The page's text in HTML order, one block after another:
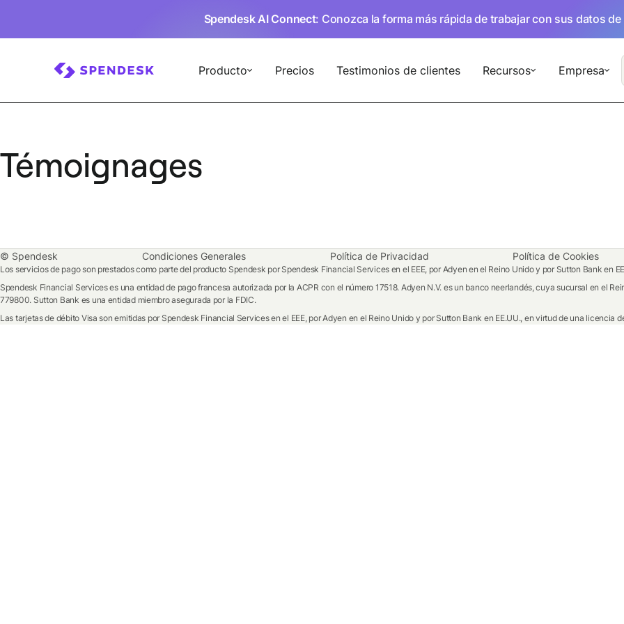
Spendesk AI Connect: Conozca la forma más rápida de trabajar con sus datos
Producto Precios Testimonios de clientes Recursos Empresa
Témoignages
© Spendesk Condiciones Generales Política de Privacidad Política de Cookies
Los servicios de pago son prestados como parte del producto Spendesk por Spendesk Financial Services en el EEE, por Adyen en el Reino Unido y por Sutton Bank en
Spendesk Financial Services es una entidad de pago francesa autorizada por la ACPR con el número 17518. Adyen N.V. es un banco neerlandés, cuya sucursal en el
779800. Sutton Bank es una entidad miembro asegurada por la FDIC.
Las tarjetas de débito Visa son emitidas por Spendesk Financial Services en el EEE, por Adyen en el Reino Unido y por Sutton Bank en EE.UU., en virtud de una licencia